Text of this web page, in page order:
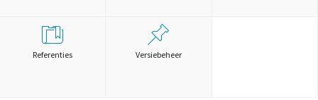
Referenties Versiebeheer